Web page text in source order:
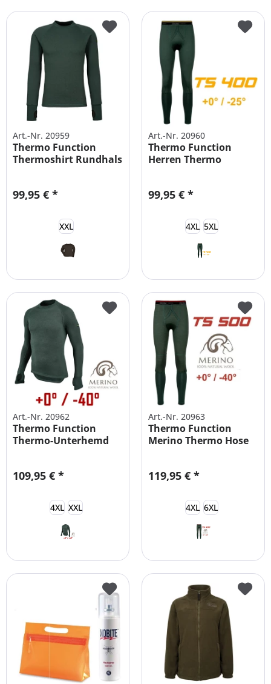
Art.-Nr. 20959
Thermo Function
Thermoshirt Rundhals
99,95 € *
XXL
Art.-Nr. 20960
Thermo Function
Herren Thermo
99,95 € *
4XL 5XL
Art.-Nr. 20962
Thermo Function
Thermo-Unterhemd
109,95 € *
4XL XXL
Art.-Nr. 20963
Thermo Function
Merino Thermo Hose
119,95 € *
4XL 6XL